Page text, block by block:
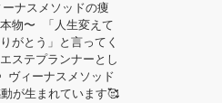
ナスメソッドの痩
物〜️ 「人生変えて
がとう」と言ってく
ステプランナーとし
ヴィーナスメソッド
が生まれています🥰